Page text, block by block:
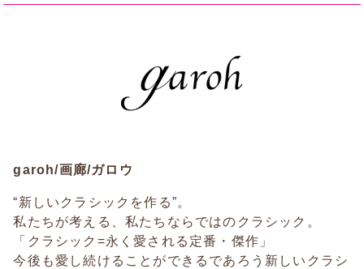
garoh/画廊/ガロウ
“新しいクラシックを作る”。
私たちが考える、私たちならではのクラシック。
「クラシック=永く愛される定番・傑作」
今後も愛し続けることができるであろう新しいクラシ